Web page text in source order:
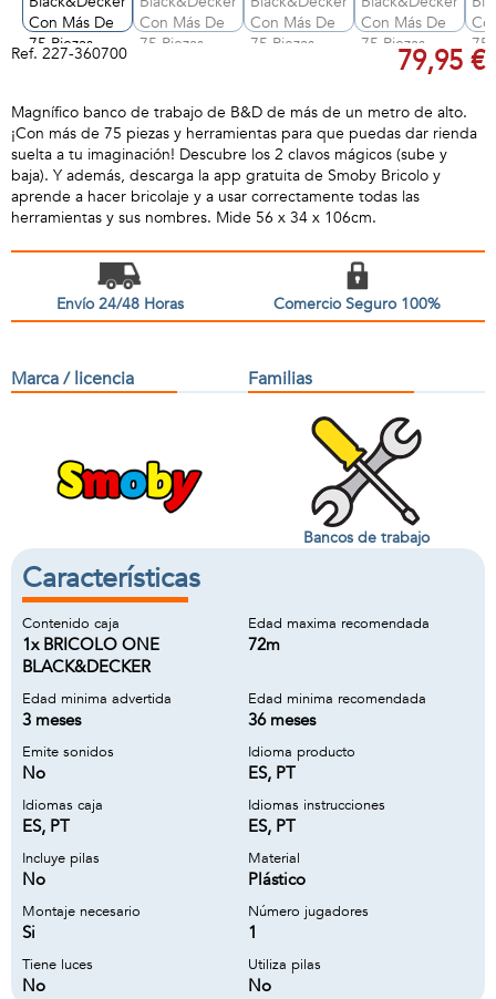
Ref. 227-360700 79,95 €
Magnífico banco de trabajo de B&D de más de un metro de alto.
¡Con más de 75 piezas y herramientas para que puedas dar rienda
suelta a tu imaginación! Descubre los 2 clavos mágicos (sube y
baja). Y además, descarga la app gratuita de Smoby Bricolo y
aprende a hacer bricolaje y a usar correctamente todas las
herramientas y sus nombres. Mide 56 x 34 x 106cm.
Envío 24/48 Horas Comercio Seguro 100%
Marca / licencia Familias
Bancos de trabajo
Características
Contenido caja
1x BRICOLO ONE
BLACK&DECKER
Edad maxima recomendada
72m
Edad minima advertida
3 meses
Edad minima recomendada
36 meses
Emite sonidos
No
Idioma producto
ES, PT
Idiomas caja
ES, PT
Idiomas instrucciones
ES, PT
Incluye pilas
No
Material
Plástico
Montaje necesario
Si
Número jugadores
1
Tiene luces
No
Utiliza pilas
No